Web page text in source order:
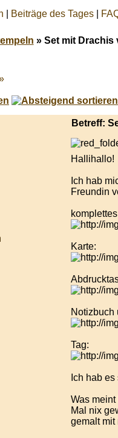
Beiträge des Tages
» Set mit Drachis
Betreff:
Hallihallo!
Ich hab
Freundin
Karte:
Notizbuch
Tag:
Ich hab
Was
Mal nix
gemalt mit